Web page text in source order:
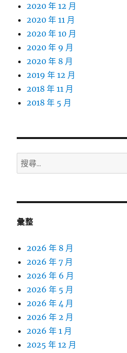
2020 年 12 月
2020 年 11 月
2020 年 10 月
2020 年 9 月
2020 年 8 月
2019 年 12 月
2018 年 11 月
2018 年 5 月
搜
尋
鍵
彙整
2026 年 8 月
2026 年 7 月
2026 年 6 月
2026 年 5 月
2026 年 4 月
2026 年 2 月
2026 年 1 月
2025 年 12 月